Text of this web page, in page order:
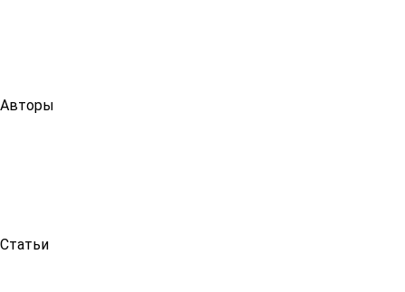
Авторы
Статьи